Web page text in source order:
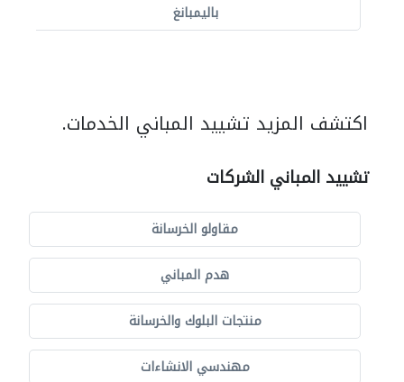
باليمبانغ
اكتشف المزيد تشييد المباني الخدمات.
تشييد المباني الشركات
مقاولو الخرسانة
هدم المباني
منتجات البلوك والخرسانة
مهندسي الانشاءات